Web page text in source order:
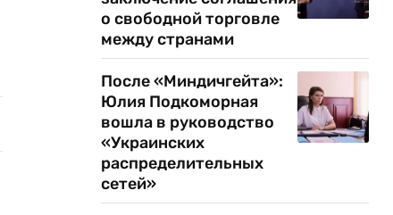
о свободной торговле
между странами
После «Миндичгейта»:
Юлия Подкоморная
вошла в руководство
«Украинских
распределительных
сетей»